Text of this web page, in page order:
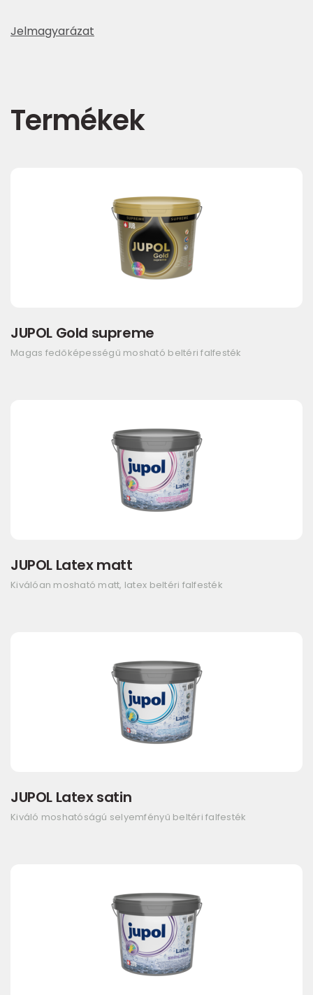
Jelmagyarázat
Termékek
JUPOL Gold supreme
Magas fedőképességű mosható beltéri falfesték
JUPOL Latex matt
Kiválóan mosható matt, latex beltéri falfesték
JUPOL Latex satin
Kiváló moshatóságú selyemfényű beltéri falfesték